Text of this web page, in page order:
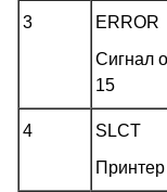
3
ERROR
Сигнал
15
4
SLCT